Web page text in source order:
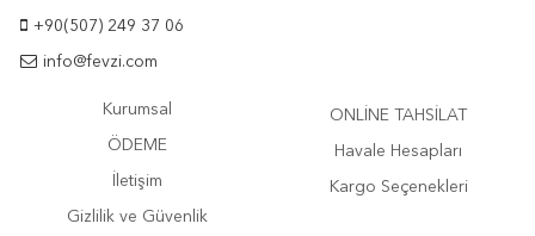
+90(507) 249 37 06
info@fevzi.com
Kurumsal
ÖDEME
İletişim
Gizlilik ve Güvenlik
ONLİNE TAHSİLAT
Havale Hesapları
Kargo Seçenekleri